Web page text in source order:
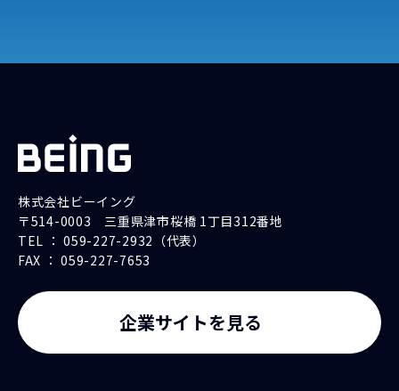
株式会社ビーイング
〒514-0003 三重県津市桜橋 1丁目312番地
TEL ： 059-227-2932（代表）
FAX ： 059-227-7653
企業サイトを見る